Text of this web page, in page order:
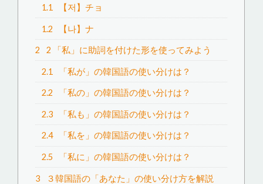
1.1 【저】チョ
1.2 【나】ナ
2 2 「私」に助詞を付けた形を使ってみよう
2.1 「私が」の韓国語の使い分けは？
2.2 「私の」の韓国語の使い分けは？
2.3 「私も」の韓国語の使い分けは？
2.4 「私を」の韓国語の使い分けは？
2.5 「私に」の韓国語の使い分けは？
3 ３韓国語の「あなた」の使い分け方を解説